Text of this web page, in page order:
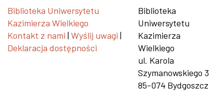
Biblioteka Uniwersytetu
Kazimierza Wielkiego
Kontakt z nami | Wyślij uwagi |
Deklaracja dostępności
Biblioteka
Uniwersytetu
Kazimierza
Wielkiego
ul. Karola
Szymanowskiego 3
85-074 Bydgoszcz